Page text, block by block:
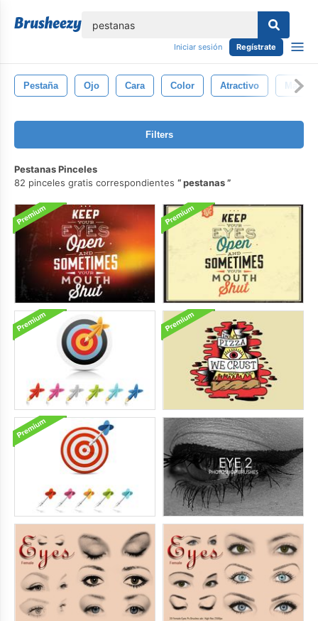
Iniciar sesión Regístrate
Pestaña Ojo Cara Color Atractivo
Filters
Pestanas Pinceles
82 pinceles gratis correspondientes
pestanas